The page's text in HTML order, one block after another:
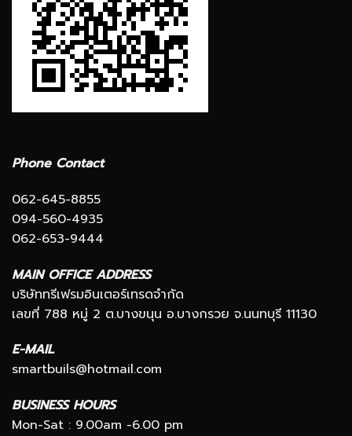
Phone Contact
062-645-8855
094-560-4935
062-653-9444
MAIN OFFICE ADDRESS
บริษัททรีเฟรมอินเตอร์เทรดจำกัด
เลขที่ 788 หมู่ 2 ต.บางขนุน อ.บางกรวย จ.นนทบุรี 11130
E-MAIL
smartbuils@hotmail.com
BUSINESS HOURS
Mon-Sat : 9.00am -6.00 pm